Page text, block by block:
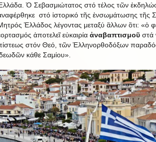
Ὁ Σεβασμιώτατος στό τέλος τῶν
στό ἱστορικό τῆς ἐνσωμάτωσης τῆς
Ἑλλάδος λέγοντας μεταξύ ἂλλων ὃτι: «ὁ
ἀποτελεῖ εὐκαιρία ἀναβαπτισμοῦ στά
στόν Θεό, τῶν Ἑλληνορθοδόξων
κάθε Σαμίου».